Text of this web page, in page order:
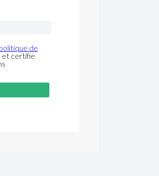
de
, et certifie